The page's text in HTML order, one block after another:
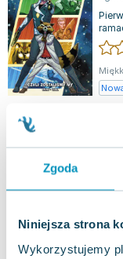
Zgoda
Niniejsza strona
Wykorzystujemy
50.79
Piąty